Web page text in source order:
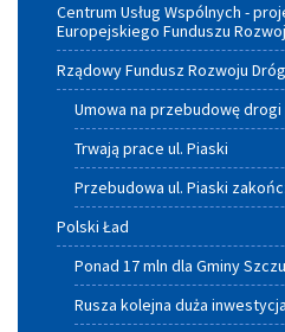
Centrum Usług Wspólnych -
Europejskiego Funduszu
Rządowy Fundusz Rozwoju Dróg
Umowa na przebudowę
Trwają prace ul. Piaski
Przebudowa ul. Piaski
Polski Ład
Ponad 17 mln dla Gminy
Rusza kolejna duża